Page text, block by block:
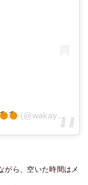
(@wakayou) on
がら、空いた時間はメ